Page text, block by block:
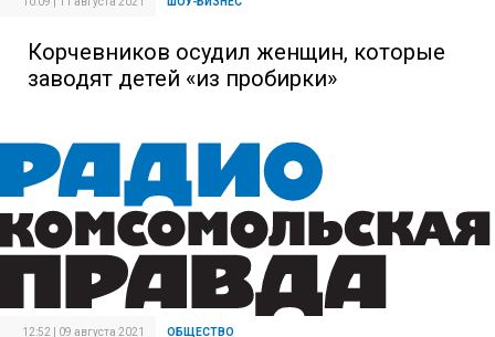
Корчевников осудил женщин, которые
заводят детей «из пробирки»
12:52 | 09 августа 2021 ОБЩЕСТВО